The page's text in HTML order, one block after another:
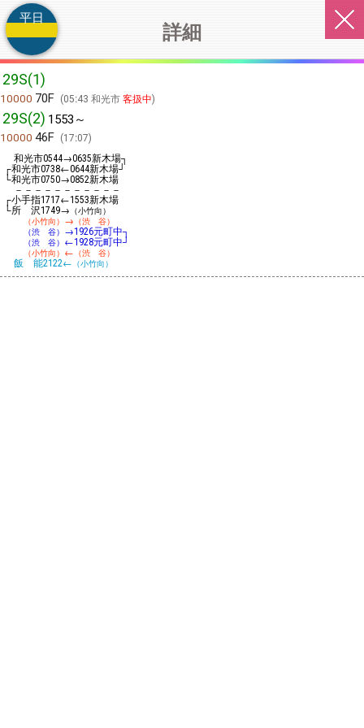
詳細
平日
29S(1)
10000 70F 05:43 和光市客扱中
29S(2) 1553～
10000 46F
17:07
和光市0544→0635新木場┐
┌和光市0738←0644新木場┘
└和光市0750→0852新木場
－－－－－－－－－－－
┌小手指1717←1553新木場
└所 沢1749→ （小竹向）
（小竹向） → （渋 谷）
（渋 谷） →1926元町中┐
（渋 谷） ←1928元町中┘
（小竹向） ← （渋 谷）
飯 能2122← （小竹向）